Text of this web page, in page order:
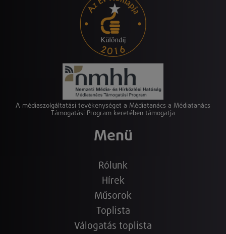
A médiaszolgáltatási tevékenységet a Médiatanács a Médiatanács
Támogatási Program keretében támogatja
Menü
Rólunk
Hírek
Műsorok
Toplista
Válogatás toplista